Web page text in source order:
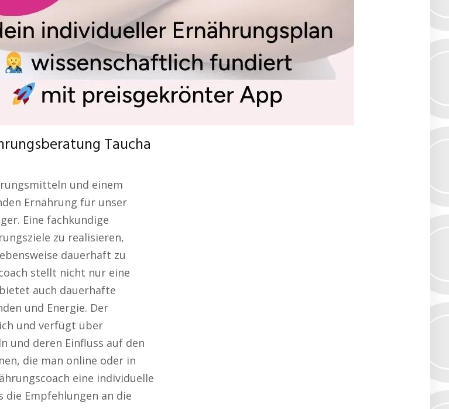
Taucha
und einem
Ernährung für unser
Eine fachkundige
zu realisieren,
dauerhaft zu
stellt nicht nur eine
auch dauerhafte
und Energie. Der
und verfügt über
und deren Einfluss auf den
die man online oder in
eine individuelle
Empfehlungen an die